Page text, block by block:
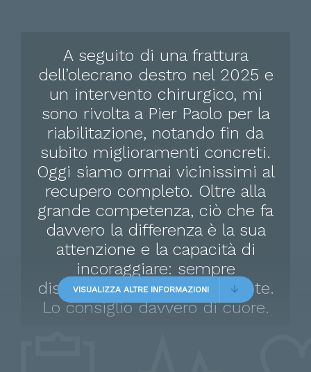
A seguito di una frattura
dell’olecrano destro nel 2025 e
un intervento chirurgico, mi
sono rivolta a Pier Paolo per la
riabilitazione, notando fin da
subito miglioramenti concreti.
Oggi siamo ormai vicinissimi al
recupero completo. Oltre alla
grande competenza, ciò che fa
davvero la differenza è la sua
attenzione e la capacità di
incoraggiare: sempre
disponibile, attento e presente.
Lo consiglio davvero di cuore.
VISUALIZZA ALTRE INFORMAZIONI